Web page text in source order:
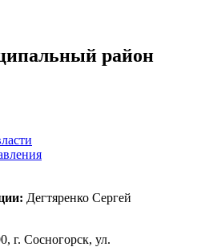
район
Дегтяренко Сергей
г. Сосногорск, ул.